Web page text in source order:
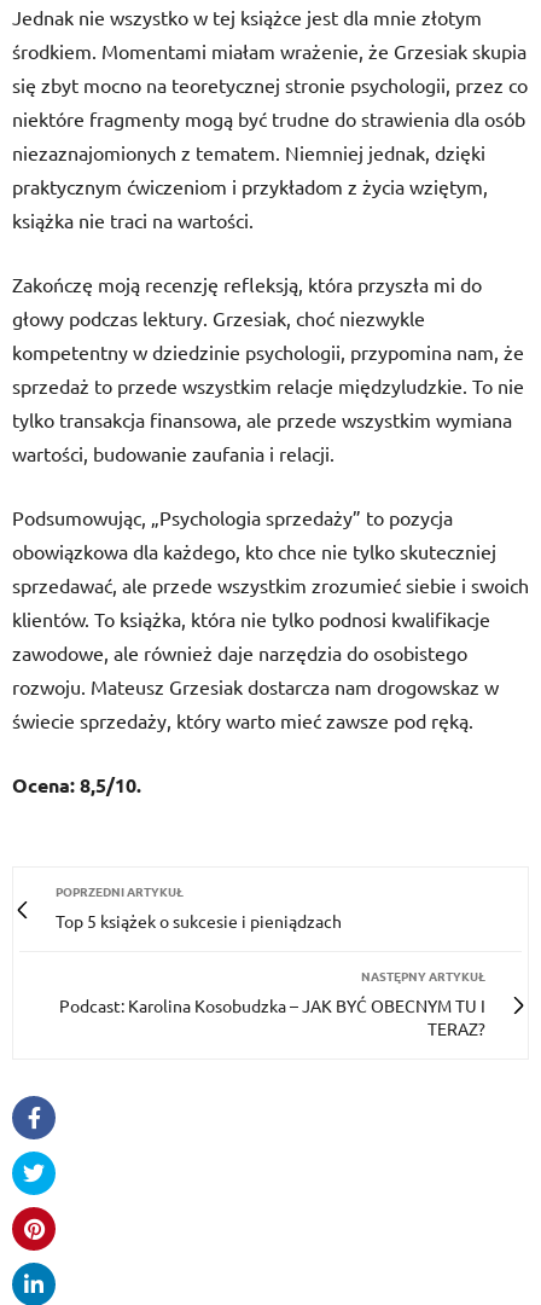
Jednak nie wszystko w tej książce jest dla mnie złotym
środkiem. Momentami miałam wrażenie, że Grzesiak skupia
się zbyt mocno na teoretycznej stronie psychologii, przez co
niektóre fragmenty mogą być trudne do strawienia dla osób
niezaznajomionych z tematem. Niemniej jednak, dzięki
praktycznym ćwiczeniom i przykładom z życia wziętym,
książka nie traci na wartości.
Zakończę moją recenzję refleksją, która przyszła mi do
głowy podczas lektury. Grzesiak, choć niezwykle
kompetentny w dziedzinie psychologii, przypomina nam, że
sprzedaż to przede wszystkim relacje międzyludzkie. To nie
tylko transakcja finansowa, ale przede wszystkim wymiana
wartości, budowanie zaufania i relacji.
Podsumowując, „Psychologia sprzedaży” to pozycja
obowiązkowa dla każdego, kto chce nie tylko skuteczniej
sprzedawać, ale przede wszystkim zrozumieć siebie i swoich
klientów. To książka, która nie tylko podnosi kwalifikacje
zawodowe, ale również daje narzędzia do osobistego
rozwoju. Mateusz Grzesiak dostarcza nam drogowskaz w
świecie sprzedaży, który warto mieć zawsze pod ręką.
Ocena: 8,5/10.